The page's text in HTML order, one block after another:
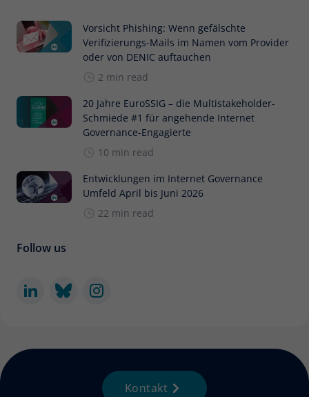
Vorsicht Phishing: Wenn gefälschte
Verifizierungs-Mails im Namen vom Provider
oder von DENIC auftauchen
2 min read
20 Jahre EuroSSIG – die Multistakeholder-
Schmiede #1 für angehende Internet
Governance-Engagierte
10 min read
Entwicklungen im Internet Governance
Umfeld April bis Juni 2026
22 min read
Follow us
Kontakt